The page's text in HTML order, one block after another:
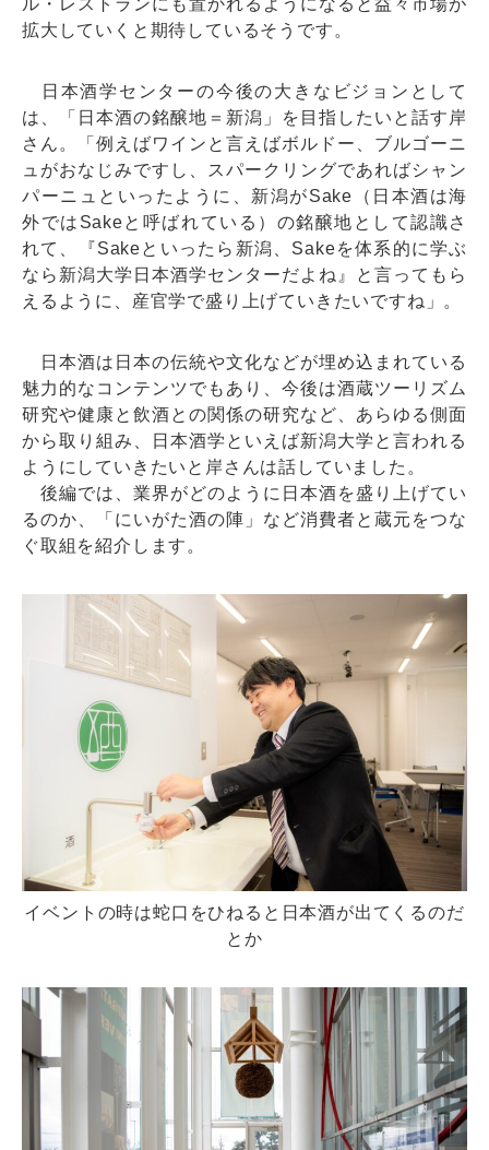
拡大していくと期待しているそうです。
日本酒学センターの今後の大きなビジョンとして
は、「日本酒の銘醸地＝新潟」を目指したいと話す岸
さん。「例えばワインと言えばボルドー、ブルゴーニ
ュがおなじみですし、スパークリングであればシャン
パーニュといったように、新潟がSake（日本酒は海
外ではSakeと呼ばれている）の銘醸地として認識さ
れて、『Sakeといったら新潟、Sakeを体系的に学ぶ
なら新潟大学日本酒学センターだよね』と言ってもら
えるように、産官学で盛り上げていきたいですね」。
日本酒は日本の伝統や文化などが埋め込まれている
魅力的なコンテンツでもあり、今後は酒蔵ツーリズム
研究や健康と飲酒との関係の研究など、あらゆる側面
から取り組み、日本酒学といえば新潟大学と言われる
ようにしていきたいと岸さんは話していました。
後編では、業界がどのように日本酒を盛り上げてい
るのか、「にいがた酒の陣」など消費者と蔵元をつな
ぐ取組を紹介します。
イベントの時は蛇口をひねると日本酒が出てくるのだ
とか